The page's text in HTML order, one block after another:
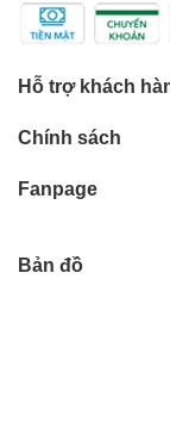
Hỗ trợ khách
Chính sách
Fanpage
Bản đồ